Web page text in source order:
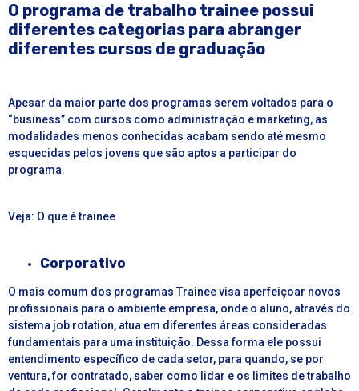
O programa de trabalho trainee possui
diferentes categorias para abranger
diferentes cursos de graduação
Apesar da maior parte dos programas serem voltados para o
“business” com cursos como administração e marketing, as
modalidades menos conhecidas acabam sendo até mesmo
esquecidas pelos jovens que são aptos a participar do
programa.
Veja: O que é trainee
Corporativo
O mais comum dos programas Trainee visa aperfeiçoar novos
profissionais para o ambiente empresa, onde o aluno, através do
sistema job rotation, atua em diferentes áreas consideradas
fundamentais para uma instituição. Dessa forma ele possui
entendimento específico de cada setor, para quando, se por
ventura, for contratado, saber como lidar e os limites de trabalho